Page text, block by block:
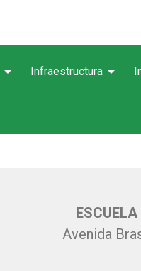
arrow_drop_down Infraestructura arrow_drop_down
Avenida